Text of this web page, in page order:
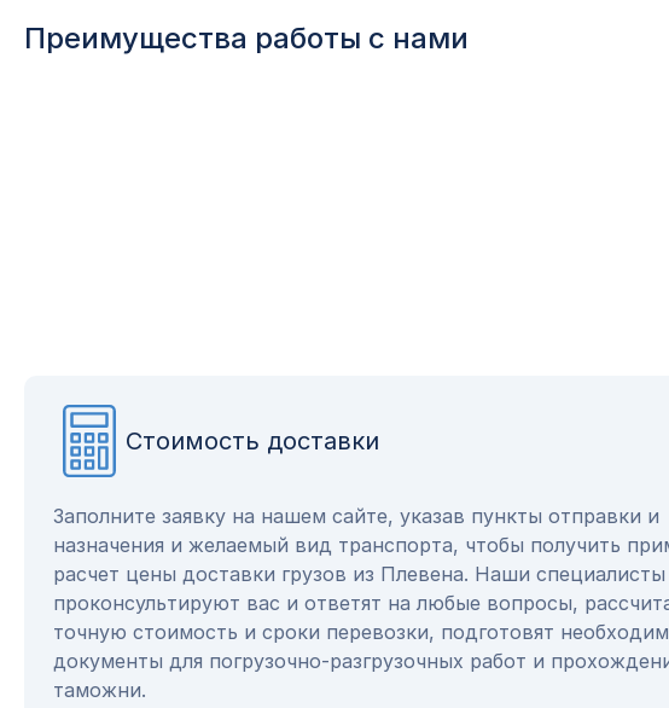
Преимущества работы с нами
Стоимость доставки
Заполните заявку на нашем сайте, указав пункты отправки и
назначения и желаемый вид транспорта, чтобы получить
расчет цены доставки грузов из Плевена. Наши специалисты
проконсультируют вас и ответят на любые вопросы,
точную стоимость и сроки перевозки, подготовят
документы для погрузочно-разгрузочных работ и
таможни.